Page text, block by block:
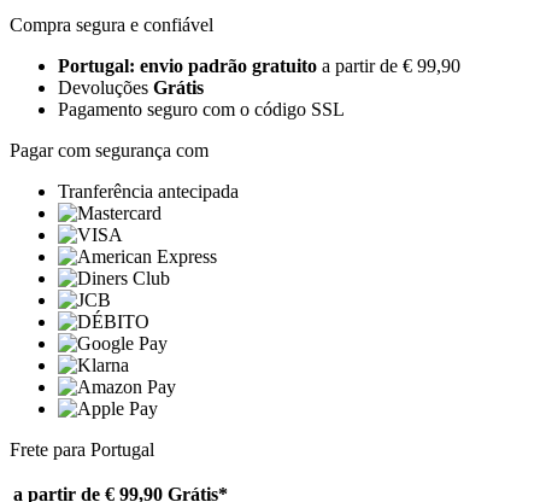
Compra segura e confiável
Portugal: envio padrão gratuito a partir de € 99,90
Devoluções Grátis
Pagamento seguro com o código SSL
Pagar com segurança com
Tranferência antecipada
Frete para Portugal
a partir de € 99,90 Grátis*